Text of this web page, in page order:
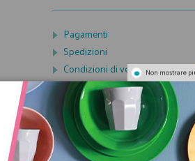
Pagamenti
Spedizioni
Condizioni di vendita
TEMA
Non mostrare